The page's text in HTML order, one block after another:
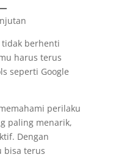
berhenti
harus terus
seperti Google
perilaku
paling menarik,
Dengan
bisa terus